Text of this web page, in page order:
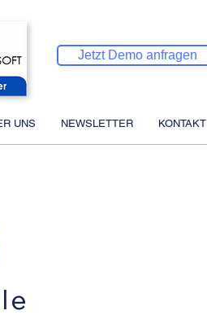
UNS NEWSLETTER KONTAKT
Jetzt Demo anfragen